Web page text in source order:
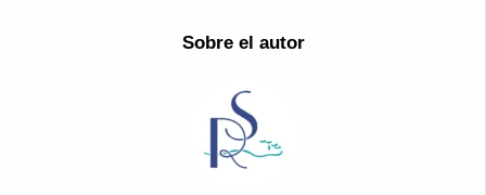
Sobre el autor